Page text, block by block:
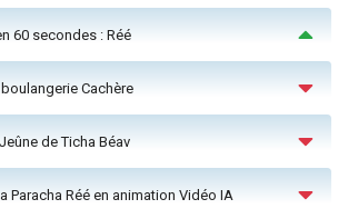
60 secondes : Réé
Cachère
de Ticha Béav
Paracha Réé en animation Vidéo IA